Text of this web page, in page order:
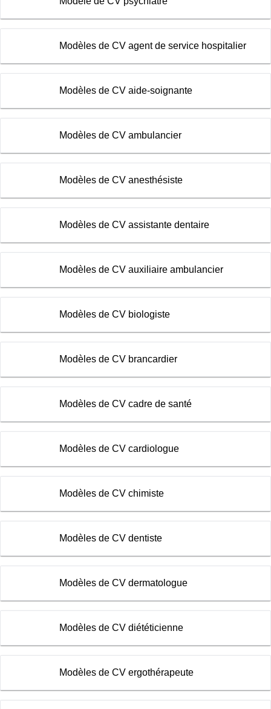
Modèles de CV agent de service hospitalier
Modèles de CV aide-soignante
Modèles de CV ambulancier
Modèles de CV anesthésiste
Modèles de CV assistante dentaire
Modèles de CV auxiliaire ambulancier
Modèles de CV biologiste
Modèles de CV brancardier
Modèles de CV cadre de santé
Modèles de CV cardiologue
Modèles de CV chimiste
Modèles de CV dentiste
Modèles de CV dermatologue
Modèles de CV diététicienne
Modèles de CV ergothérapeute